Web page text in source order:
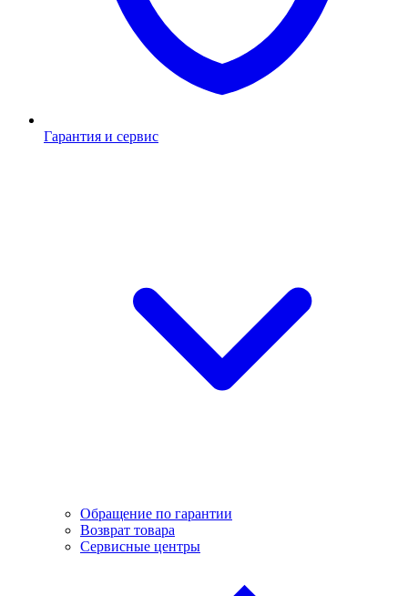
Гарантия и сервис
Обращение по гарантии
Возврат товара
Сервисные центры